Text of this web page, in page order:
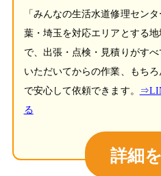
「みんなの生活水道修理セン
葉・埼玉を対応エリアとする
で、出張・点検・見積りがす
いただいてからの作業、もち
で安心して依頼できます。
る
詳細